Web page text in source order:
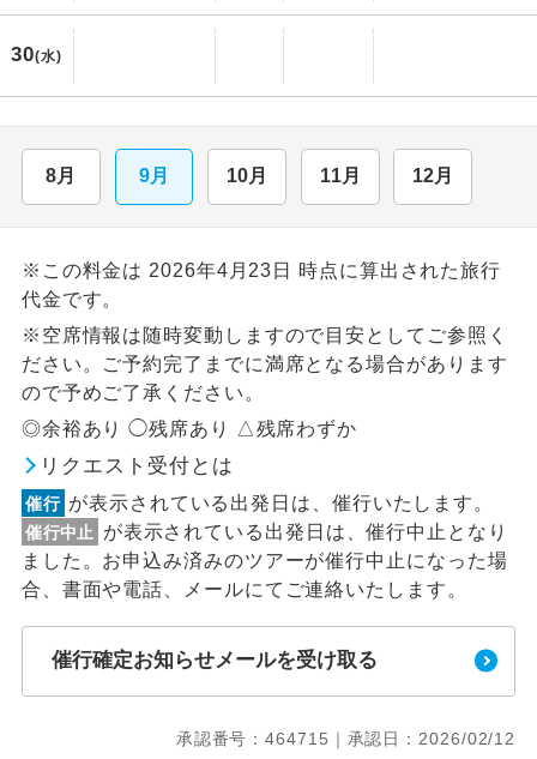
30(水)
8月 9月 10月 11月 12月
※この料金は 2026年4月23日 時点に算出された旅行
代金です。
※空席情報は随時変動しますので目安としてご参照く
ださい。ご予約完了までに満席となる場合があります
ので予めご了承ください。
◎余裕あり ◯残席あり △残席わずか
リクエスト受付とは
催行 が表示されている出発日は、催行いたします。
催行中止
が表示されている出発日は、催行中止となり
ました。お申込み済みのツアーが催行中止になった場
合、書面や電話、メールにてご連絡いたします。
催行確定お知らせメールを受け取る
承認番号：464715｜承認日：2026/02/12